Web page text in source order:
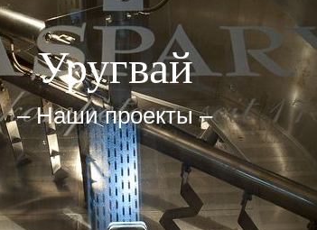
Уругвай
– Наши проекты –